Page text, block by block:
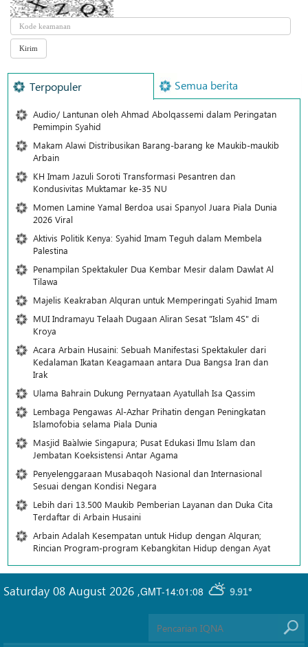
Terpopuler Semua berita
Audio/ Lantunan oleh Ahmad Abolqassemi dalam Peringatan
Pemimpin Syahid
Makam Alawi Distribusikan Barang-barang ke Maukib-maukib
Arbain
KH Imam Jazuli Soroti Transformasi Pesantren dan
Kondusivitas Muktamar ke-35 NU
Momen Lamine Yamal Berdoa usai Spanyol Juara Piala Dunia
2026 Viral
Aktivis Politik Kenya: Syahid Imam Teguh dalam Membela
Palestina
Penampilan Spektakuler Dua Kembar Mesir dalam Dawlat Al
Tilawa
Majelis Keakraban Alquran untuk Memperingati Syahid Imam
MUI Indramayu Telaah Dugaan Aliran Sesat "Islam 4S" di
Kroya
Acara Arbain Husaini: Sebuah Manifestasi Spektakuler dari
Kedalaman Ikatan Keagamaan antara Dua Bangsa Iran dan
Irak
Ulama Bahrain Dukung Pernyataan Ayatullah Isa Qassim
Lembaga Pengawas Al-Azhar Prihatin dengan Peningkatan
Islamofobia selama Piala Dunia
Masjid Ba`alwie Singapura; Pusat Edukasi Ilmu Islam dan
Jembatan Koeksistensi Antar Agama
Penyelenggaraan Musabaqoh Nasional dan Internasional
Sesuai dengan Kondisi Negara
Lebih dari 13.500 Maukib Pemberian Layanan dan Duka Cita
Terdaftar di Arbain Husaini
Arbain Adalah Kesempatan untuk Hidup dengan Alquran;
Rincian Program-program Kebangkitan Hidup dengan Ayat
GMT-14:01:08 9.91°
Saturday 08 August 2026 ,